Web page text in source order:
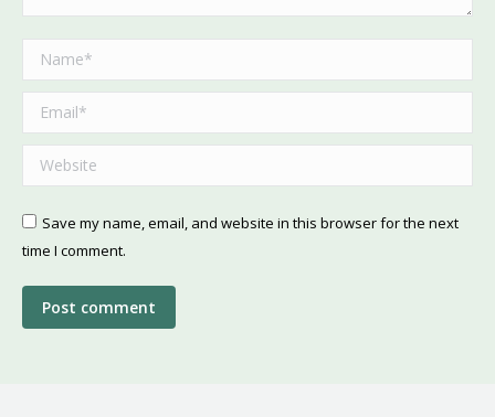
Name *
Email *
Website
Save my name, email, and website in this browser for the next
time I comment.
Post comment